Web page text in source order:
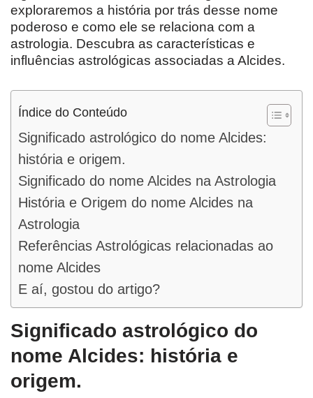
exploraremos a história por trás desse nome
poderoso e como ele se relaciona com a
astrologia. Descubra as características e
influências astrológicas associadas a Alcides.
Índice do Conteúdo
Significado astrológico do nome Alcides:
história e origem.
Significado do nome Alcides na Astrologia
História e Origem do nome Alcides na
Astrologia
Referências Astrológicas relacionadas ao
nome Alcides
E aí, gostou do artigo?
Significado astrológico do
nome Alcides: história e
origem.